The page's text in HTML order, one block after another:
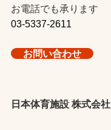
お電話でも承ります
03-5337-2611
お問い合わせ
日本体育施設 株式会社